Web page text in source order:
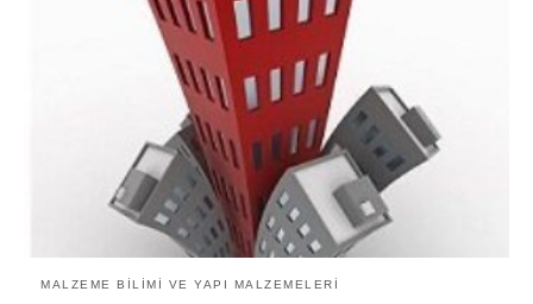
MALZEME BILIMI VE YAPI MALZEMELERI